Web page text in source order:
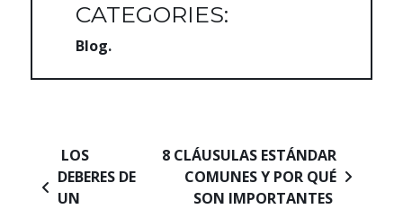
CATEGORIES:
Blog
Navegación de entradas
LOS
DEBERES DE
UN
8 CLÁUSULAS ESTÁNDAR
COMUNES Y POR QUÉ
SON IMPORTANTES